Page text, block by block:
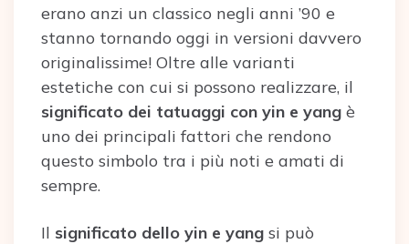
erano anzi un classico negli anni ’90 e
stanno tornando oggi in versioni davvero
originalissime! Oltre alle varianti
estetiche con cui si possono realizzare, il
significato dei tatuaggi con yin e yang è
uno dei principali fattori che rendono
questo simbolo tra i più noti e amati di
sempre.
Il significato dello yin e yang si può